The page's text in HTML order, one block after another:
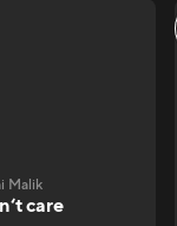
Malik
care